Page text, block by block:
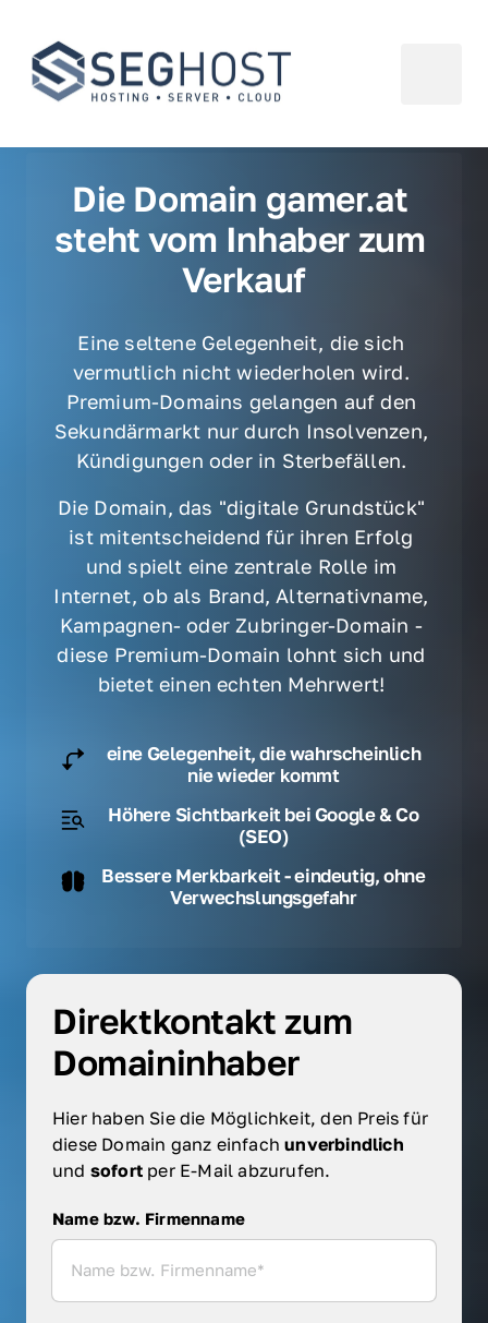
Die Domain gamer.at
steht vom Inhaber zum
Verkauf
Eine seltene Gelegenheit, die sich
vermutlich nicht wiederholen wird.
Premium-Domains gelangen auf den
Sekundärmarkt nur durch Insolvenzen,
Kündigungen oder in Sterbefällen.
Die Domain, das "digitale Grundstück"
ist mitentscheidend für ihren Erfolg
und spielt eine zentrale Rolle im
Internet, ob als Brand, Alternativname,
Kampagnen- oder Zubringer-Domain -
diese Premium-Domain lohnt sich und
bietet einen echten Mehrwert!
eine Gelegenheit, die wahrscheinlich
nie wieder kommt
Höhere Sichtbarkeit bei Google & Co
(SEO)
Bessere Merkbarkeit - eindeutig, ohne
Verwechslungsgefahr
Direktkontakt zum
Domaininhaber
Hier haben Sie die Möglichkeit, den Preis für
diese Domain ganz einfach
und sofort per E-Mail abzurufen.
Name bzw. Firmenname
Name bzw. Firmenname